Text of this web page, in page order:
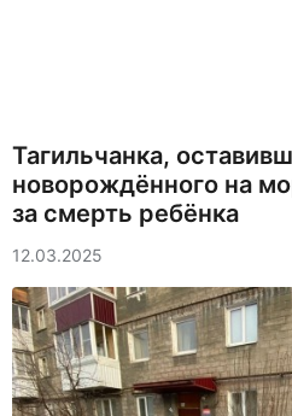
Тагильчанка,
новорождённого на
за смерть ребёнка
12.03.2025